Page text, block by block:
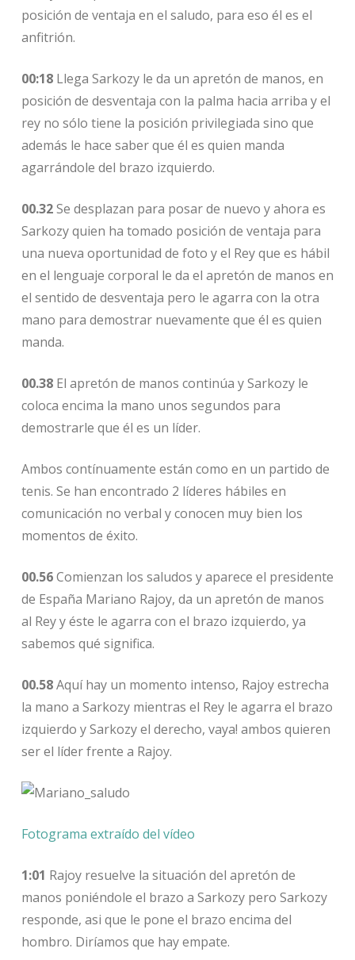
posición de ventaja en el saludo, para eso él es el
anfitrión.
00:18 Llega Sarkozy le da un apretón de manos, en
posición de desventaja con la palma hacia arriba y el
rey no sólo tiene la posición privilegiada sino que
además le hace saber que él es quien manda
agarrándole del brazo izquierdo.
00.32Se desplazan para posar de nuevo y ahora es
Sarkozy quien ha tomado posición de ventaja para
una nueva oportunidad de foto y el Rey que es hábil
en el lenguaje corporal le da el apretón de manos en
el sentido de desventaja pero le agarra con la otra
mano para demostrar nuevamente que él es quien
manda.
00.38El apretón de manos continúa y Sarkozy le
coloca encima la mano unos segundos para
demostrarle que él es un líder.
Ambos contínuamente están como en un partido de
tenis. Se han encontrado 2 líderes hábiles en
comunicación no verbal y conocen muy bien los
momentos de éxito.
00.56Comienzan los saludos y aparece el presidente
de España Mariano Rajoy, da un apretón de manos
al Rey y éste le agarra con el brazo izquierdo, ya
sabemos qué significa.
00.58Aquí hay un momento intenso, Rajoy estrecha
la mano a Sarkozy mientras el Rey le agarra el brazo
izquierdo y Sarkozy el derecho, vaya! ambos quieren
ser el líder frente a Rajoy.
Fotograma extraído del vídeo
1:01 Rajoy resuelve la situación del apretón de
manos poniéndole el brazo a Sarkozy pero Sarkozy
responde, asi que le pone el brazo encima del
hombro. Diríamos que hay empate.